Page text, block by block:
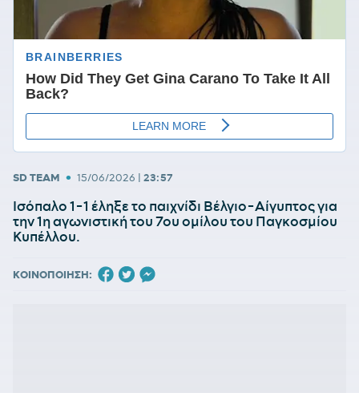
SD TEAM • 15/06/2026 | 23:57
Ισόπαλο 1-1 έληξε το παιχνίδι Βέλγιο-Αίγυπτος για
την 1η αγωνιστική του 7ου ομίλου του Παγκοσμίου
Κυπέλλου.
ΚΟΙΝΟΠΟΙΗΣΗ: